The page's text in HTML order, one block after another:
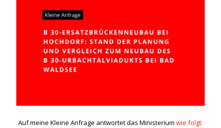
Auf meine Kleine Anfrage antwortet das Ministerium wie folgt: